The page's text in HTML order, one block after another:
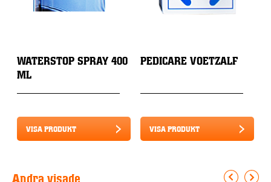
WATERSTOP SPRAY 400
ML
VISA PRODUKT
PEDICARE VOETZALF
VISA PRODUKT
Andra visade